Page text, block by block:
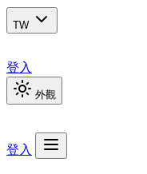
TW
登入
外觀
登入